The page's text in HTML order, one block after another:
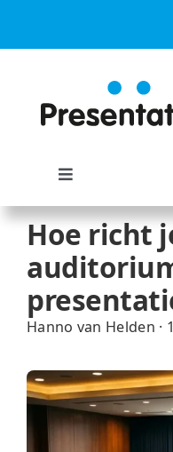
naar
Toggle
Oplossingen
Ruimtes
Producten
Hoe richt
Hanno van Helden ·